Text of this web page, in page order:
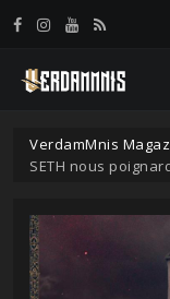
VerdamMnis
SETH nous
Panneau de gestion